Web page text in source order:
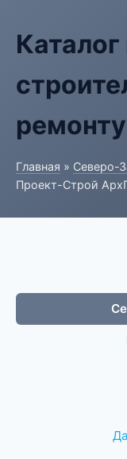
Каталог
ремонту
Главная » Северо-
Проект-Строй